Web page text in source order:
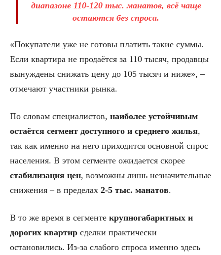
диапазоне 110-120 тыс. манатов, всё чаще
остаются без спроса.
«Покупатели уже не готовы платить такие суммы.
Если квартира не продаётся за 110 тысяч, продавцы
вынуждены снижать цену до 105 тысяч и ниже», –
отмечают участники рынка.
По словам специалистов, наиболее устойчивым
остаётся сегмент доступного и среднего жилья,
так как именно на него приходится основной спрос
населения. В этом сегменте ожидается скорее
стабилизация цен, возможны лишь незначительные
снижения – в пределах 2-5 тыс. манатов.
В то же время в сегменте крупногабаритных и
дорогих квартир сделки практически
остановились. Из-за слабого спроса именно здесь